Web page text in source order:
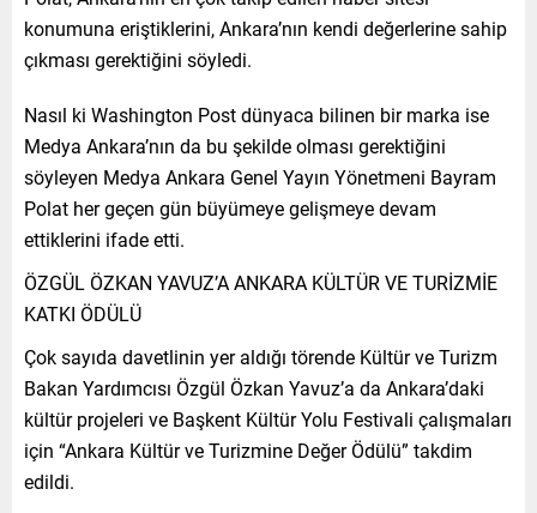
konumuna eriştiklerini, Ankara’nın kendi değerlerine sahip
çıkması gerektiğini söyledi.
Nasıl ki Washington Post dünyaca bilinen bir marka ise
Medya Ankara’nın da bu şekilde olması gerektiğini
söyleyen Medya Ankara Genel Yayın Yönetmeni Bayram
Polat her geçen gün büyümeye gelişmeye devam
ettiklerini ifade etti.
ÖZGÜL ÖZKAN YAVUZ’A ANKARA KÜLTÜR VE TURİZMİE
KATKI ÖDÜLÜ
Çok sayıda davetlinin yer aldığı törende Kültür ve Turizm
Bakan Yardımcısı Özgül Özkan Yavuz’a da Ankara’daki
kültür projeleri ve Başkent Kültür Yolu Festivali çalışmaları
için “Ankara Kültür ve Turizmine Değer Ödülü” takdim
edildi.